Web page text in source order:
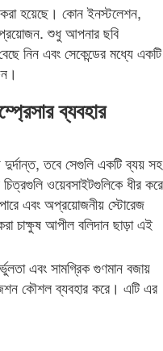
হয়েছে। কোন ইনস্টলেশন,
শুধু আপনার ছবি
নিন এবং সেকেন্ডের মধ্যে একটি
ব্যবহার
তবে সেগুলি একটি ব্যয় সহ
ওয়েবসাইটগুলিকে ধীর করে
এবং অপ্রয়োজনীয় স্টোরেজ
চাক্ষুষ আপীল বলিদান ছাড়া এই
এবং সামগ্রিক গুণমান বজায়
কৌশল ব্যবহার করে। এটি এর